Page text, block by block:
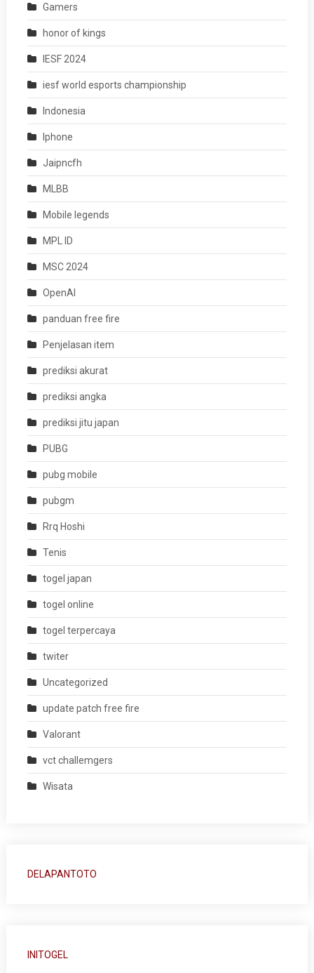
Gamers
honor of kings
IESF 2024
iesf world esports championship
Indonesia
Iphone
Jaipncfh
MLBB
Mobile legends
MPL ID
MSC 2024
OpenAI
panduan free fire
Penjelasan item
prediksi akurat
prediksi angka
prediksi jitu japan
PUBG
pubg mobile
pubgm
Rrq Hoshi
Tenis
togel japan
togel online
togel terpercaya
twiter
Uncategorized
update patch free fire
Valorant
vct challemgers
Wisata
DELAPANTOTO
INITOGEL